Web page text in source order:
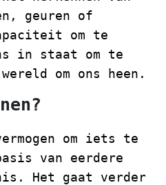
geuren of
om te
in staat om te
om ons heen.
om iets te
van eerdere
Het gaat verder